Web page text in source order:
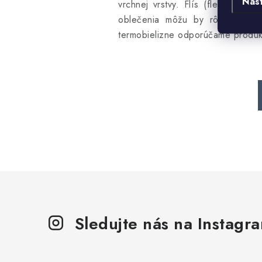
vrchnej vrstvy. Flís (fleece),
oblečenia môžu by rôzne
termobielizne odporúčame
Sledujte nás na